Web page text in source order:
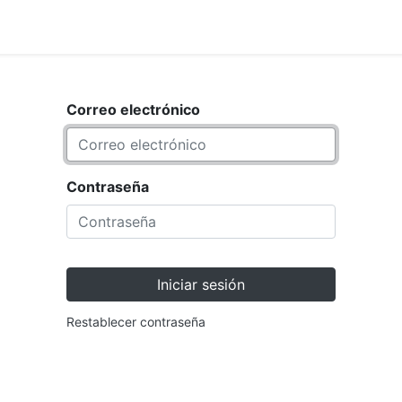
Correo electrónico
Contraseña
Iniciar sesión
Restablecer contraseña